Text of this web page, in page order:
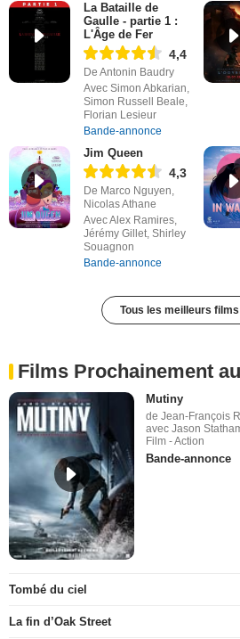
La Bataille de
Gaulle - partie 1 :
L'Âge de Fer
4,4
De Antonin Baudry
Avec Simon Abkarian,
Simon Russell Beale,
Florian Lesieur
Bande-annonce
Jim Queen
4,3
De Marco Nguyen,
Nicolas Athane
Avec Alex Ramires,
Jérémy Gillet, Shirley
Souagnon
Bande-annonce
Tous les meilleurs
Films Prochainement
Mutiny
de Jean-François
avec Jason
Film - Action
Bande-annonce
Tombé du ciel
La fin d’Oak Street